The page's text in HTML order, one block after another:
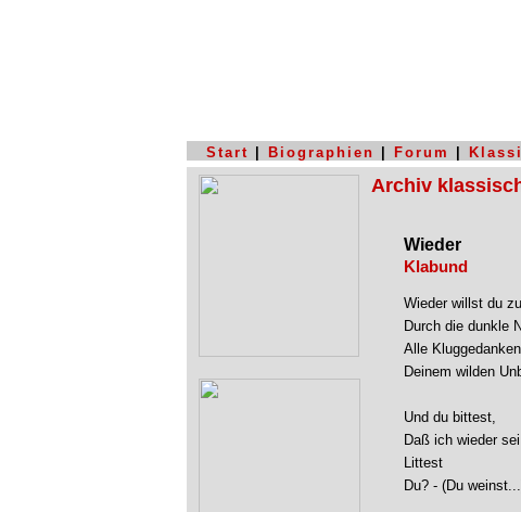
Start Biographien Forum
Archiv
Wieder
Klabund
Wieder willst du
Durch die dunkle
Alle
Deinem wilden
Und du bittest,
Daß ich wieder
Littest
Du? - (Du